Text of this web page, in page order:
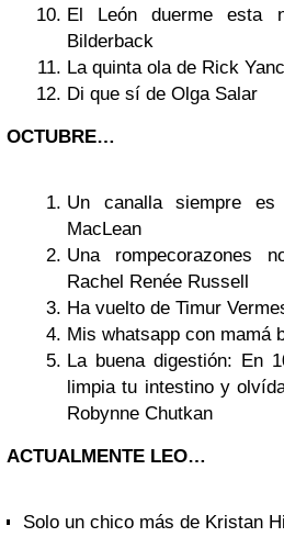
El León duerme esta
Bilderback
La quinta ola de Rick
Di que sí de Olga Salar
OCTUBRE…
Un canalla siempre
MacLean
Una rompecorazones
Rachel Renée Russell
Ha vuelto de Timur
Mis whatsapp con mamá
La buena digestión: En
limpia tu intestino y
Robynne Chutkan
ACTUALMENTE LEO…
Solo un chico más de Kristan